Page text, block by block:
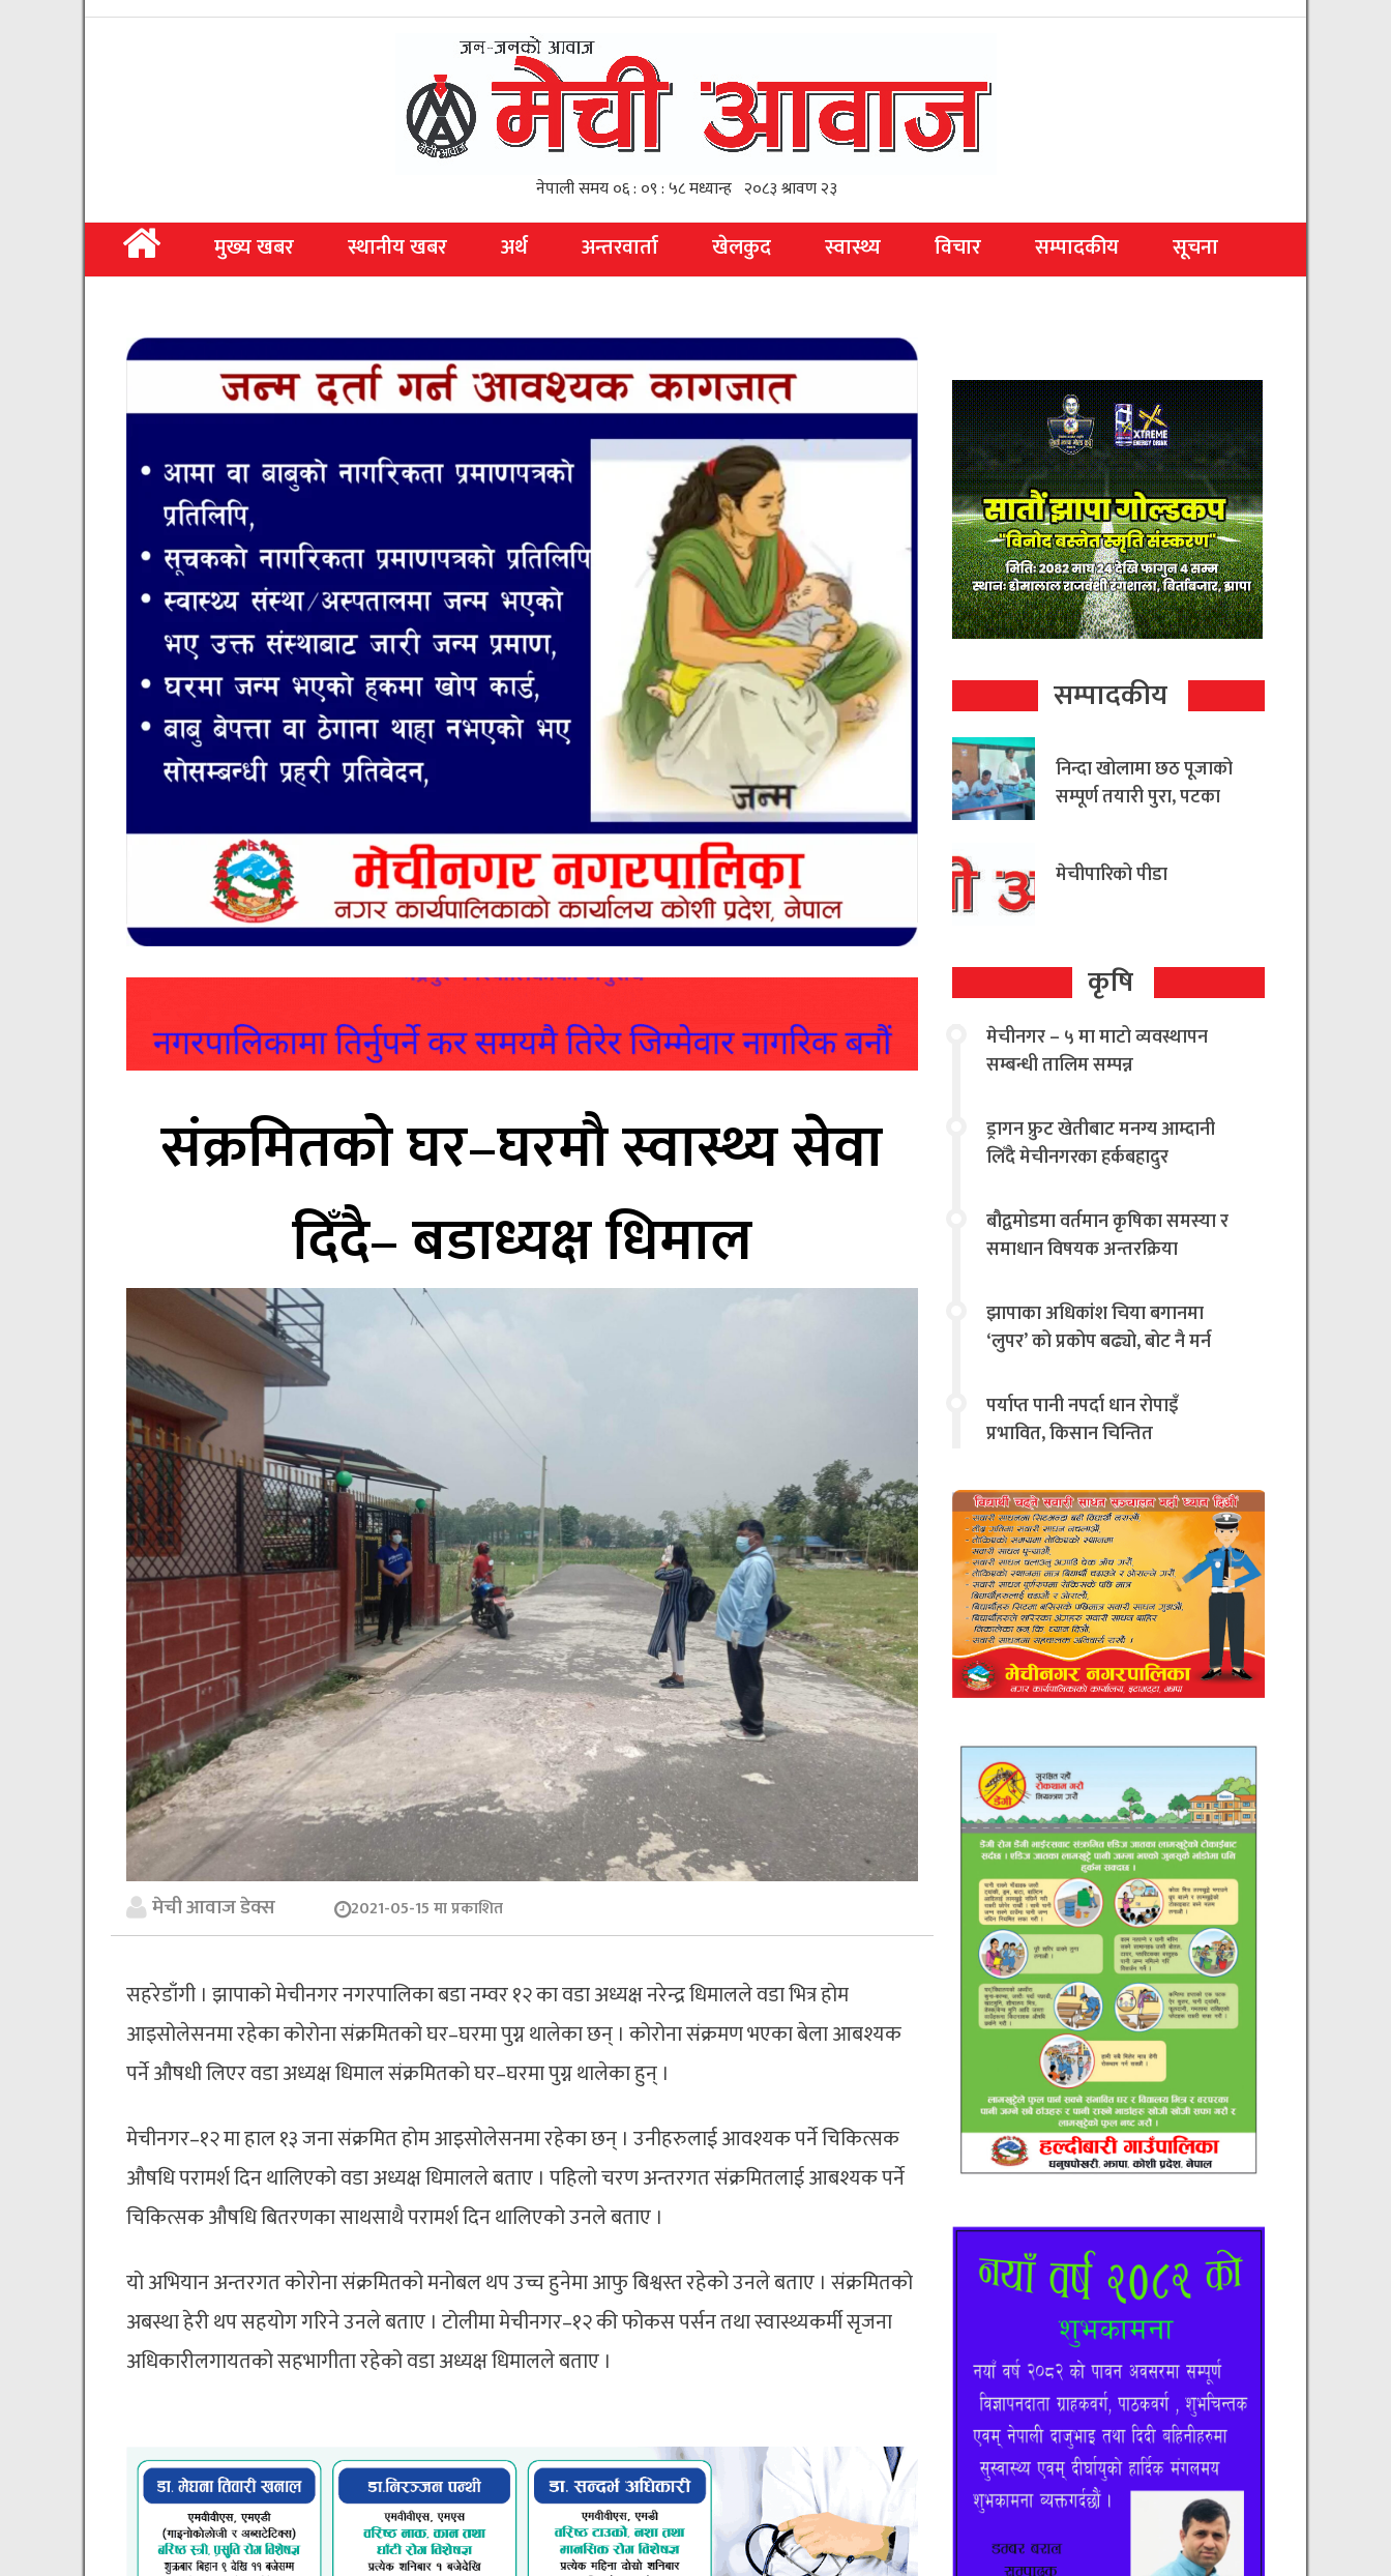
मुख्य खबर स्थानीय खबर अर्थ अन्तरवार्ता खेलकुद स्वास्थ्य विचार सम्पादकीय सूचना
संक्रमितको घर–घरमौ स्वास्थ्य सेवा
दिँदै– बडाध्यक्ष धिमाल
मेची आवाज डेक्स 2021-05-15 मा प्रकाशित
सहरेडाँगी । झापाको मेचीनगर नगरपालिका बडा नम्वर १२ का वडा अध्यक्ष नरेन्द्र धिमालले वडा भित्र होम
आइसोलेसनमा रहेका कोरोना संक्रमितको घर–घरमा पुग्न थालेका छन् । कोरोना संक्रमण भएका बेला आबश्यक
पर्ने औषधी लिएर वडा अध्यक्ष धिमाल संक्रमितको घर–घरमा पुग्न थालेका हुन् ।
मेचीनगर–१२ मा हाल १३ जना संक्रमित होम आइसोलेसनमा रहेका छन् । उनीहरुलाई आवश्यक पर्ने चिकित्सक
औषधि परामर्श दिन थालिएको वडा अध्यक्ष धिमालले बताए । पहिलो चरण अन्तरगत संक्रमितलाई आबश्यक पर्ने
चिकित्सक औषधि बितरणका साथसाथै परामर्श दिन थालिएको उनले बताए ।
यो अभियान अन्तरगत कोरोना संक्रमितको मनोबल थप उच्च हुनेमा आफु बिश्वस्त रहेको उनले बताए । संक्रमितको
अबस्था हेरी थप सहयोग गरिने उनले बताए । टोलीमा मेचीनगर–१२ की फोकस पर्सन तथा स्वास्थ्यकर्मी सृजना
अधिकारीलगायतको सहभागीता रहेको वडा अध्यक्ष धिमालले बताए ।
सम्पादकीय
निन्दा खोलामा छठ पूजाको
सम्पूर्ण तयारी पुरा, पटका
मेचीपारिको पीडा
कृषि
मेचीनगर – ५ मा माटो व्यवस्थापन
सम्बन्धी तालिम सम्पन्न
ड्रागन फ्रुट खेतीबाट मनग्य आम्दानी
लिँदै मेचीनगरका हर्कबहादुर
बौद्वमोडमा वर्तमान कृषिका समस्या र
समाधान विषयक अन्तरक्रिया
झापाका अधिकांश चिया बगानमा
‘लुपर’ को प्रकोप बढ्यो, बोट नै मर्न
चिन्तित
पर्याप्त पानी नपर्दा धान रोपाइँ
प्रभावित, किसान चिन्तित